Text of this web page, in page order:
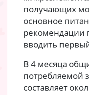
получающих
основное
рекомендации
вводить
В 4 месяца
потребляемой
составляет